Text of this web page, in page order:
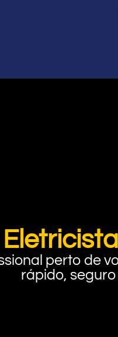
perto de
rápido,